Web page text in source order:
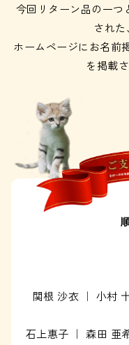
今回リターン品の一つ
され
ホームページにお名前
を掲載
関根 沙衣 ｜ 小村
石上惠子 ｜ 森田 亜